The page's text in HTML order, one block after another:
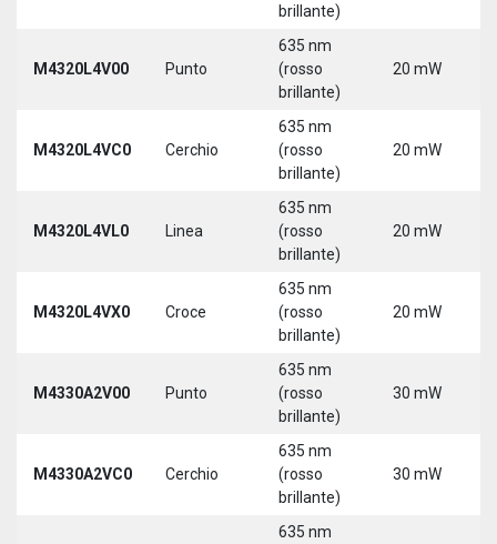
brillante)
M4320L4V00 Punto
635 nm
(rosso
brillante)
20 mW
M4320L4VC0 Cerchio
635 nm
(rosso
brillante)
20 mW
M4320L4VL0 Linea
635 nm
(rosso
brillante)
20 mW
M4320L4VX0 Croce
635 nm
(rosso
brillante)
20 mW
M4330A2V00 Punto
635 nm
(rosso
brillante)
30 mW
M4330A2VC0 Cerchio
635 nm
(rosso
brillante)
30 mW
635 nm